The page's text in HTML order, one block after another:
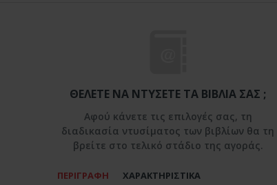
ΠΕΡΙΓΡΑΦΗ ΧΑΡΑΚΤΗΡΙΣΤΙΚΑ
ΘΈΛΕΤΕ ΝΑ ΝΤΎΣΕΤΕ ΤΑ ΒΙΒΛΊΑ ΣΑΣ ;
Αφού κάνετε τις επιλογές σας, τη
διαδικασία ντυσίματος των βιβλίων θα τη
βρείτε στο τελικό στάδιο της αγοράς.